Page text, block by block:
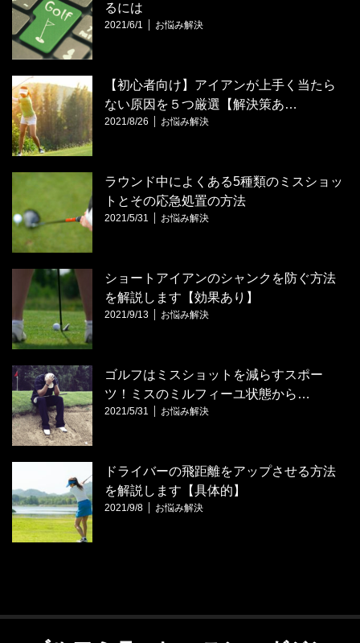
るには
2021/6/1 お悩み解決
【初心者向け】アイアンが上手く当たら
ない原因を５つ厳選【解決策あ…
2021/8/26 お悩み解決
ラウンド中によくある5種類のミスショッ
トとその応急処置の方法
2021/5/31 お悩み解決
ショートアイアンのシャンクを防ぐ方法
を解説します【効果あり】
2021/9/13 お悩み解決
ゴルフはミスショットを減らすスポー
ツ！ミスのミルフィーユ状態から…
2021/5/31 お悩み解決
ドライバーの飛距離をアップさせる方法
を解説します【具体的】
2021/9/8 お悩み解決